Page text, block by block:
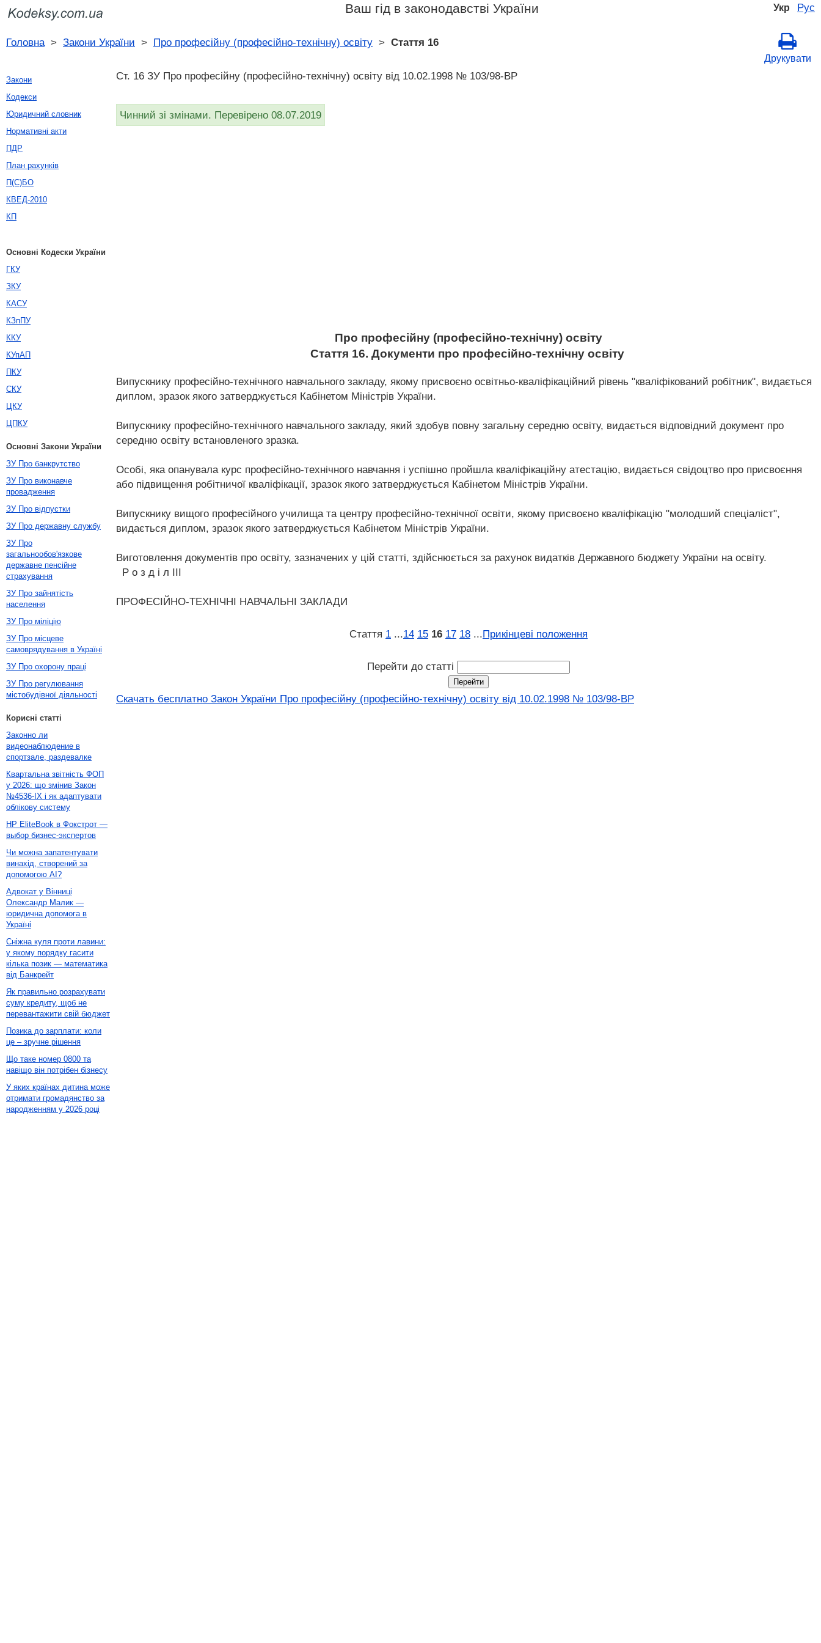
Укр Рус
Ваш гід в законодавстві України
Головна> Закони України > Про професійну (професійно-технічну) освіту > Стаття 16
Друкувати
Ст. 16 ЗУ Про професійну (професійно-технічну) освіту від 10.02.1998 № 103/98-ВР
Чинний зі змінами. Перевірено 08.07.2019
Про професійну (професійно-технічну) освіту
Стаття 16. Документи про професійно-технічну освіту
Випускнику професійно-технічного навчального закладу, якому присвоєно освітньо-кваліфікаційний рівень "кваліфікований робітник", видається
диплом, зразок якого затверджується Кабінетом Міністрів України.
Випускнику професійно-технічного навчального закладу, який здобув повну загальну середню освіту, видається відповідний документ про
середню освіту встановленого зразка.
Особі, яка опанувала курс професійно-технічного навчання і успішно пройшла кваліфікаційну атестацію, видається свідоцтво про присвоєння
або підвищення робітничої кваліфікації, зразок якого затверджується Кабінетом Міністрів України.
Випускнику вищого професійного училища та центру професійно-технічної освіти, якому присвоєно кваліфікацію "молодший спеціаліст",
видається диплом, зразок якого затверджується Кабінетом Міністрів України.
Виготовлення документів про освіту, зазначених у цій статті, здійснюється за рахунок видатків Державного бюджету України на освіту.
Р о з д і л III
ПРОФЕСІЙНО-ТЕХНІЧНІ НАВЧАЛЬНІ ЗАКЛАДИ
Стаття 1 ...14 15 16 17 18 ...Прикінцеві положення
Перейти до статті
Скачать бесплатно Закон України Про професійну (професійно-технічну) освіту від 10.02.1998 № 103/98-ВР
Закони
Кодекси
Юридичний словник
Нормативні акти
ПДР
План рахунків
П(С)БО
КВЕД-2010
КП
Основні Кодески України
ГКУ
ЗКУ
КАСУ
КЗпПУ
ККУ
КУпАП
ПКУ
СКУ
ЦКУ
ЦПКУ
Основні Закони України
ЗУ Про банкрутство
ЗУ Про виконавче
провадження
ЗУ Про відпустки
ЗУ Про державну службу
ЗУ Про
загальнообов'язкове
державне пенсійне
страхування
ЗУ Про зайнятість
населення
ЗУ Про міліцію
ЗУ Про місцеве
самоврядування в Україні
ЗУ Про охорону праці
ЗУ Про регулювання
містобудівної діяльності
Корисні статті
Законно ли
видеонаблюдение в
спортзале, раздевалке
Квартальна звітність ФОП
у 2026: що змінив Закон
№4536-IX і як адаптувати
облікову систему
HP EliteBook в Фокстрот —
выбор бизнес-экспертов
Чи можна запатентувати
винахід, створений за
допомогою AI?
Адвокат у Вінниці
Олександр Малик —
юридична допомога в
Україні
Сніжна куля проти лавини:
у якому порядку гасити
кілька позик — математика
від Банкрейт
Як правильно розрахувати
суму кредиту, щоб не
перевантажити свій бюджет
Позика до зарплати: коли
це – зручне рішення
Що таке номер 0800 та
навіщо він потрібен бізнесу
У яких країнах дитина може
отримати громадянство за
народженням у 2026 році